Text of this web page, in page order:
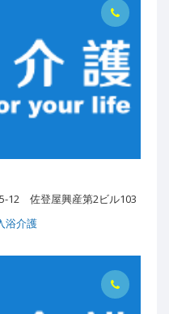
12 佐登屋興産第2ビル103
浴介護